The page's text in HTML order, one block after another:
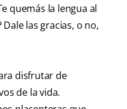
quemás la lengua al
las gracias, o no,
disfrutar de
de la vida.